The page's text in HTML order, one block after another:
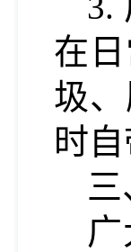
在
圾
时
三